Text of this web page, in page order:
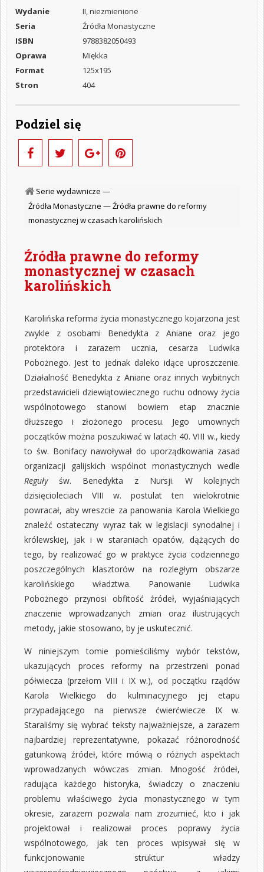
Wydanie
II, niezmienione
Seria
Źródła Monastyczne
ISBN
9788382050493
Oprawa
Miękka
Format
125x195
Stron
404
Podziel się
Serie wydawnicze —
Źródła Monastyczne —Źródła prawne do reformy
monastycznej w czasach karolińskich
Źródła prawne do reformy
monastycznej w czasach
karolińskich
Karolińska reforma życia monastycznego kojarzona jest
zwykle z osobami Benedykta z Aniane oraz jego
protektora i zarazem ucznia, cesarza Ludwika
Pobożnego. Jest to jednak daleko idące uproszczenie.
Działalność Benedykta z Aniane oraz innych wybitnych
przedstawicieli dziewiątowiecznego ruchu odnowy życia
wspólnotowego stanowi bowiem etap znacznie
dłuższego i złożonego procesu. Jego umownych
początków można poszukiwać w latach 40. VIII w., kiedy
to św. Bonifacy nawoływał do uporządkowania zasad
organizacji galijskich wspólnot monastycznych wedle
Regułyśw. Benedykta z Nursji. W kolejnych
dzisięcioleciach VIII w. postulat ten wielokrotnie
powracał, aby wreszcie za panowania Karola Wielkiego
znaleźć ostateczny wyraz tak w legislacji synodalnej i
królewskiej, jak i w staraniach opatów, dążących do
tego, by realizować go w praktyce życia codziennego
poszczególnych klasztorów na rozległym obszarze
karolińskiego władztwa. Panowanie Ludwika
Pobożnego przynosi obfitość źródeł, wyjaśniających
znaczenie wprowadzanych zmian oraz ilustrujących
metody, jakie stosowano, by je uskutecznić.
W niniejszym tomie pomieściliśmy wybór tekstów,
ukazujących proces reformy na przestrzeni ponad
półwiecza (przełom VIII i IX w.), od początku rządów
Karola Wielkiego do kulminacyjnego jej etapu
przypadającego na pierwsze ćwierćwiecze IX w.
Staraliśmy się wybrać teksty najważniejsze, a zarazem
najbardziej reprezentatywne, pokazać różnorodność
gatunkową źródeł, które mówią o różnych aspektach
wprowadzanych wówczas zmian. Mnogość źródeł,
radująca każdego historyka, świadczy o znaczeniu
problemu właściwego życia monastycznego w tym
okresie, zarazem pozwala nam zrozumieć, kto i jak
projektował i realizował proces poprawy życia
wspólnotowego, jak ten proces wpisywał się w
funkcjonowanie struktur władzy